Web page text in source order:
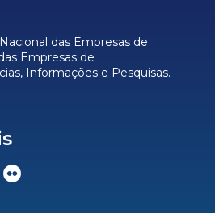
das Empresas de
Empresas de
Informações e Pesquisas.